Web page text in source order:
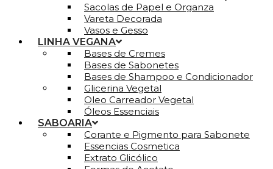
Sacolas de Papel e Organza
Vareta Decorada
Vasos e Gesso
LINHA VEGANA
Bases de Cremes
Bases de Sabonetes
Bases de Shampoo e Condicionador
Glicerina Vegetal
Oleo Carreador Vegetal
Óleos Essenciais
SABOARIA
Corante e Pigmento para Sabonete
Essencias Cosmetica
Extrato Glicólico